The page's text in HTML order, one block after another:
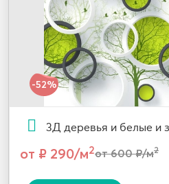
-52%
3Д деревья и белые и
от ₽ 290/м2от 600 ₽/м2